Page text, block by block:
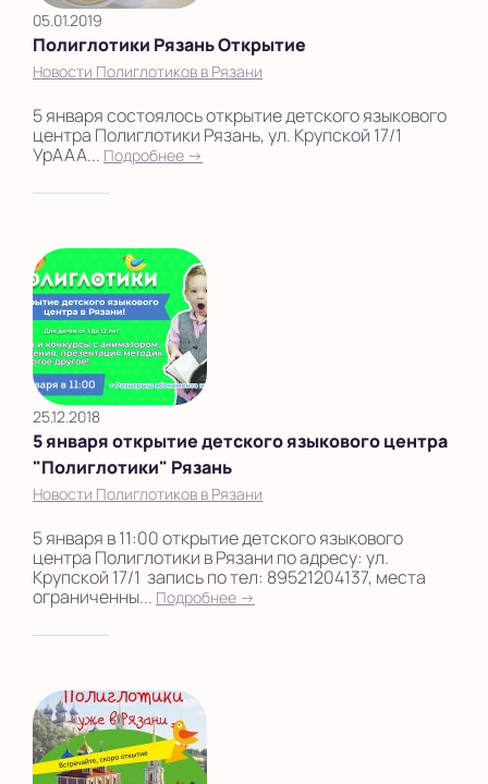
05.01.2019
Полиглотики Рязань Открытие
Новости Полиглотиков в Рязани
5 января состоялось открытие детского языкового
центра Полиглотики Рязань, ул. Крупской 17/1
УрААА... Подробнее →
25.12.2018
5 января открытие детского языкового центра
"Полиглотики" Рязань
Новости Полиглотиков в Рязани
5 января в 11:00 открытие детского языкового
центра Полиглотики в Рязани по адресу: ул.
Крупской 17/1 запись по тел: 89521204137, места
ограниченны... Подробнее →